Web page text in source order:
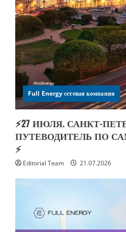
Full Energy сетевая компания
⚡️27 ИЮЛЯ. САНКТ-
ПУТЕВОДИТЕЛЬ ПО
⚡️
Editorial Team 21.07.2026